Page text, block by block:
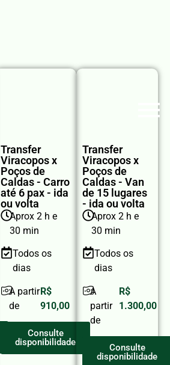
Transfer
Viracopos x
Poços de
Caldas - Carro
até 6 pax - ida
ou volta
Aprox 2 h e
30 min
Todos os
dias
A partir
de
R$
910,00
Consulte
disponibilidade
Transfer
Viracopos x
Poços de
Caldas - Van
de 15 lugares
- ida ou volta
Aprox 2 h e
30 min
Todos os
dias
A
partir
de
R$
1.300,00
Consulte
disponibilidade